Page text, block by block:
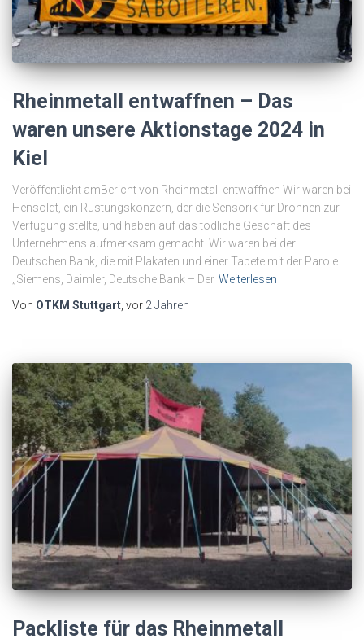
Rheinmetall entwaffnen – Das
waren unsere Aktionstage 2024 in
Kiel
Veröffentlicht amBericht von Rheinmetall entwaffnen Wir waren bei
Hensoldt, ein Rüstungskonzern, der die Sensorik für Drohnen zur
Verfügung stellte, und haben auf das tödliche Geschäft des
Unternehmens aufmerksam gemacht. Wir waren bei der
Deutschen Bank, die mit Plakaten und einer Tapete mit der Parole
„Siemens, Daimler, Deutsche Bank – Der Weiterlesen
Von OTKM Stuttgart, vor 2 Jahren
Packliste für das Rheinmetall